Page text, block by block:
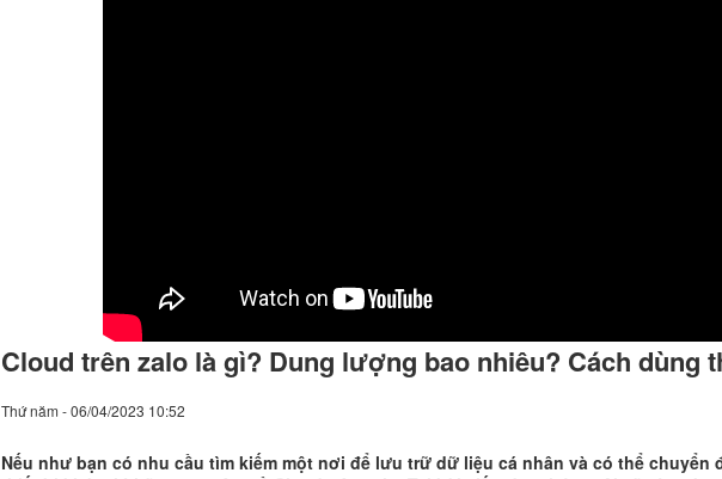
Cloud trên zalo là gì? Dung lượng bao nhiêu? Cách dùng
Thứ năm - 06/04/2023 10:52
Nếu như bạn có nhu cầu tìm kiếm một nơi để lưu trữ dữ liệu cá nhân và có thể